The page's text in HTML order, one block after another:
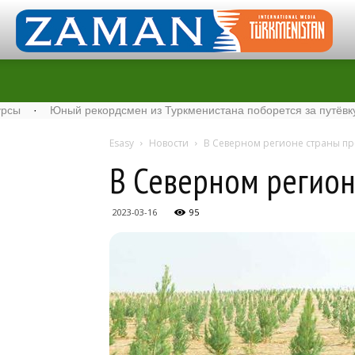
Юный рекордсмен из Туркменистана поборется за путёвку на
Esasy Новости В Северном регионе страны
В Северном
2023-03-16 95